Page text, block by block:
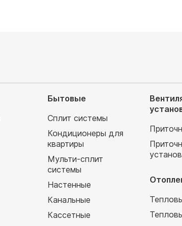
Бытовые
Сплит системы
Кондиционеры для
квартиры
Мульти-сплит
системы
Настенные
Канальные
Кассетные